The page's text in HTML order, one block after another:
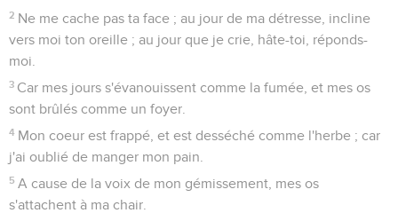
2 Ne me cache pas ta face ; au jour de ma détresse, incline
vers moi ton oreille ; au jour que je crie, hâte-toi, réponds-
moi.
3 Car mes jours s'évanouissent comme la fumée, et mes os
sont brûlés comme un foyer.
4 Mon coeur est frappé, et est desséché comme l'herbe ; car
j'ai oublié de manger mon pain.
5 A cause de la voix de mon gémissement, mes os
s'attachent à ma chair.